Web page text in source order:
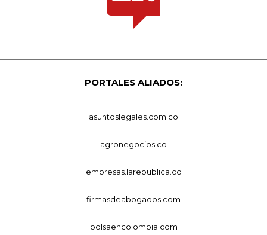
PORTALES ALIADOS:
asuntoslegales.com.co
agronegocios.co
empresas.larepublica.co
firmasdeabogados.com
bolsaencolombia.com